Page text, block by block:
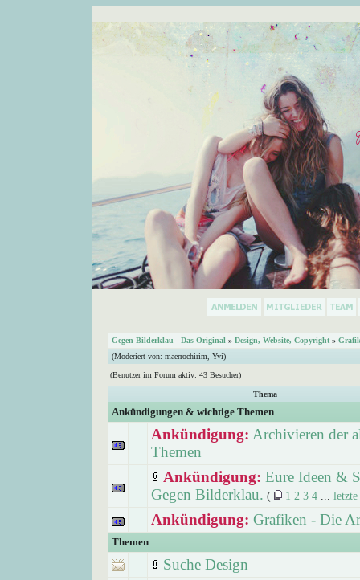
Gegen Bilderklau - Das Original » Design, Website, Copyright »
(Moderiert von: maerrochirim Yvi)
(Benutzer im Forum aktiv: 43 Besucher)
Thema
Ankündigungen & wichtige Themen
Ankündigung: Archivieren der
Themen
Ankündigung: Eure Ideen &
Gegen Bilderklau. ( 1 2 3 4 letzte
Ankündigung: Grafiken - Die
Themen
Suche Design